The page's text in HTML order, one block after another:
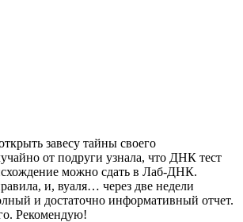
завесу тайны своего
от подруги узнала, что ДНК тест
можно сдать в Лаб-ДНК.
и, вуаля… через две недели
и достаточно информативный отчет.
Рекомендую!